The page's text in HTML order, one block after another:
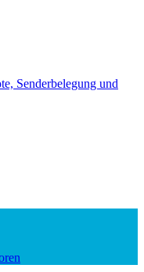
Senderbelegung und